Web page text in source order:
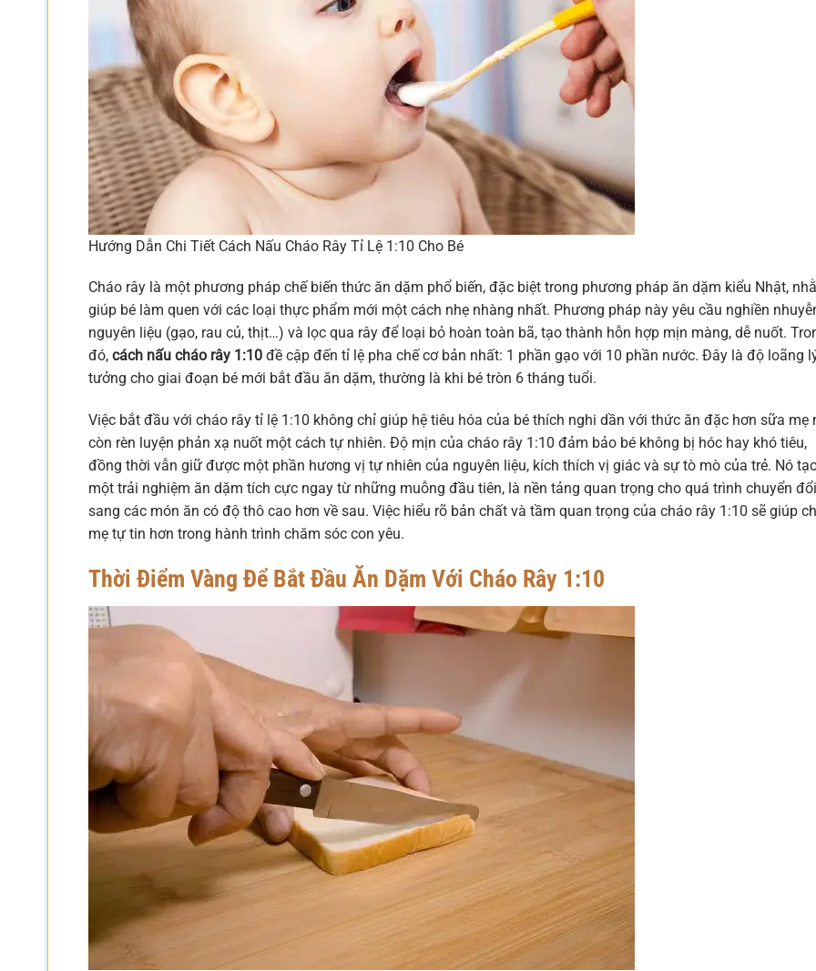
Hướng Dẫn Chi Tiết Cách Nấu Cháo Rây Tỉ Lệ 1:10 Cho Bé
Cháo rây là một phương pháp chế biến thức ăn dặm phổ biến, đặc biệt trong phương pháp ăn dặm kiểu Nhật,
giúp bé làm quen với các loại thực phẩm mới một cách nhẹ nhàng nhất. Phương pháp này yêu cầu nghiền
nguyên liệu (gạo, rau củ, thịt…) và lọc qua rây để loại bỏ hoàn toàn bã, tạo thành hỗn hợp mịn màng, dễ nuốt.
đó, cách nấu cháo rây 1:10 đề cập đến tỉ lệ pha chế cơ bản nhất: 1 phần gạo với 10 phần nước. Đây là độ loãng
tưởng cho giai đoạn bé mới bắt đầu ăn dặm, thường là khi bé tròn 6 tháng tuổi.
Việc bắt đầu với cháo rây tỉ lệ 1:10 không chỉ giúp hệ tiêu hóa của bé thích nghi dần với thức ăn đặc hơn sữa mẹ
còn rèn luyện phản xạ nuốt một cách tự nhiên. Độ mịn của cháo rây 1:10 đảm bảo bé không bị hóc hay khó tiêu,
đồng thời vẫn giữ được một phần hương vị tự nhiên của nguyên liệu, kích thích vị giác và sự tò mò của trẻ. Nó
một trải nghiệm ăn dặm tích cực ngay từ những muỗng đầu tiên, là nền tảng quan trọng cho quá trình chuyển đổi
sang các món ăn có độ thô cao hơn về sau. Việc hiểu rõ bản chất và tầm quan trọng của cháo rây 1:10 sẽ giúp
mẹ tự tin hơn trong hành trình chăm sóc con yêu.
Thời Điểm Vàng Để Bắt Đầu Ăn Dặm Với Cháo Rây 1:10